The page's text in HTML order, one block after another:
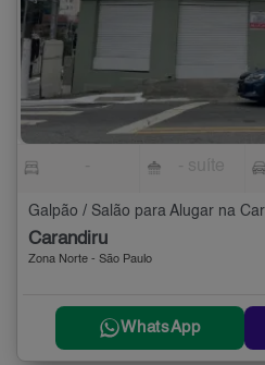
Galpão / Salão para Alugar na
Carandiru
Zona Norte - São Paulo
WhatsApp